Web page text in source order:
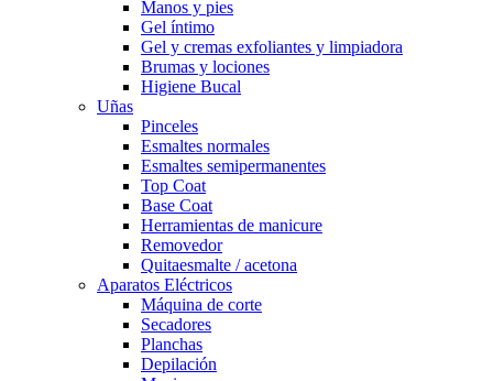
Manos y pies
Gel íntimo
Gel y cremas exfoliantes y limpiadora
Brumas y lociones
Higiene Bucal
Uñas
Pinceles
Esmaltes normales
Esmaltes semipermanentes
Top Coat
Base Coat
Herramientas de manicure
Removedor
Quitaesmalte / acetona
Aparatos Eléctricos
Máquina de corte
Secadores
Planchas
Depilación